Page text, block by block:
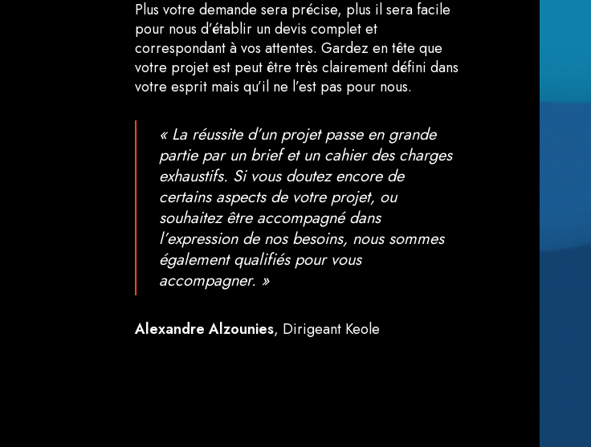
Plus votre demande sera précise, plus il sera facile
pour nous d’établir un devis complet et
correspondant à vos attentes. Gardez en tête que
votre projet est peut être très clairement défini dans
votre esprit mais qu’il ne l’est pas pour nous.
« La réussite d’un projet passe en grande
partie par un brief et un cahier des charges
exhaustifs. Si vous doutez encore de
certains aspects de votre projet, ou
souhaitez être accompagné dans
l’expression de nos besoins, nous sommes
également qualifiés pour vous
accompagner. »
Alexandre Alzounies, Dirigeant Keole